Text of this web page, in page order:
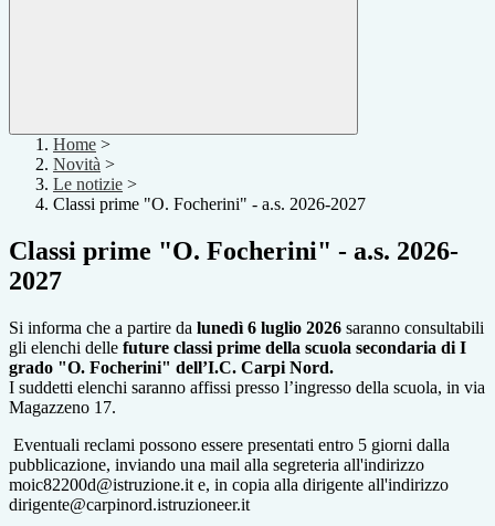
Home >
Novità >
Le notizie >
Classi prime "O. Focherini" - a.s. 2026-2027
Classi prime "O. Focherini" - a.s. 2026-
2027
Si informa che a partire da lunedì 6 luglio 2026 saranno consultabili
gli elenchi delle future classi prime della scuola secondaria di I
grado "O. Focherini" dell’I.C. Carpi Nord.
I suddetti elenchi saranno affissi presso l’ingresso della scuola, in via
Magazzeno 17.
Eventuali reclami possono essere presentati entro 5 giorni dalla
pubblicazione, inviando una mail alla segreteria all'indirizzo
moic82200d@istruzione.it e, in copia alla dirigente all'indirizzo
dirigente@carpinord.istruzioneer.it